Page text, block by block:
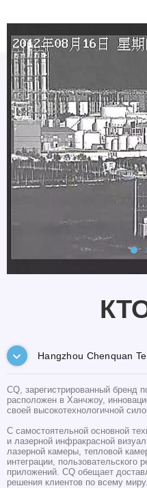
Hangzhou Chenquan
CQ, зарегистрированный бренд
расположен в Ханчжоу,
своей высокотехнологичной
С самостоятельной основной
и лазерной инфракрасной
лазерной камеры, тепловой
интеграции,
приложений. CQ обещает
решения клиентов по всему миру.